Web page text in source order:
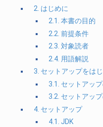
2. はじめに
2.1. 本書の目的
2.2. 前提条件
2.3. 対象読者
2.4. 用語解説
3. セットアップをは
3.1. セットアッ
3.2. セットアッ
4. セットアップ
4.1. JDK